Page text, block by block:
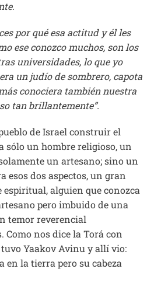
por qué esa actitud y él les
ese conozco muchos, son los
universidades, lo que yo
un judío de sombrero, capota
conociera también nuestra
tan brillantemente”.
de Israel construir el
sólo un hombre religioso, un
un artesano; sino un
esos dos aspectos, un gran
alguien que conozca
pero imbuido de una
temor reverencial
Como nos dice la Torá con
Yaakov Avinu y allí vio:
en la tierra pero su cabeza